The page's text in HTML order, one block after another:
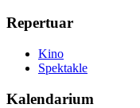
Repertuar
Kino
Spektakle
Kalendarium